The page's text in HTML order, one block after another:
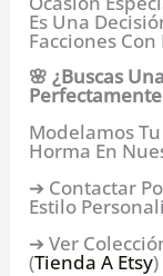
Es Una
Facciones
🌸 ¿Buscas
Modelamos
Horma En
➔ Contactar
Estilo
➔ Ver
(Tienda A Etsy)